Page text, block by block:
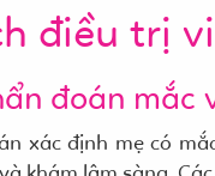
điều trị
đoán mắc
xác định mẹ có